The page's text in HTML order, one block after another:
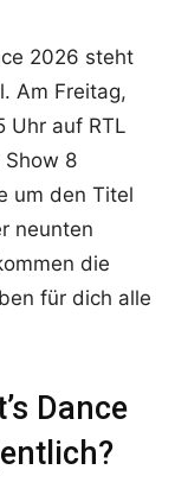
2026 steht
Am Freitag,
Uhr auf RTL
Show 8
um den Titel
neunten
die
für dich alle
Dance